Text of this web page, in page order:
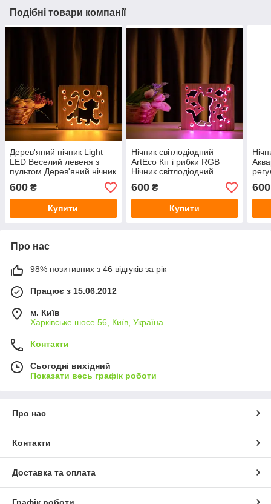
Подібні товари компанії
Дерев'яний нічник Light
LED Веселий левеня з
пультом Дерев'яний нічник
RGB
600 ₴
Купити
Нічник світлодіодний
ArtEco Кіт і рибки RGB
Нічник світлодіодний
ArtEco Кіт і рибки з
подвійною RGB
600₴
Купити
600
Про нас
98% позитивних з 46 відгуків за рік
Працює з 15.06.2012
м. Київ
Харківське шосе 56, Київ, Україна
Контакти
Сьогодні вихідний
Показати весь графік роботи
Про нас
Контакти
Доставка та оплата